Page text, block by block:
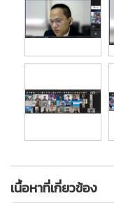
เนื้อหาที่เกี่ยวข้อง